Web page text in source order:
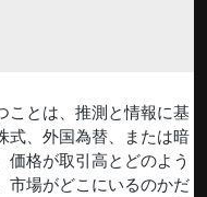
ことは、推測と情報に基
式、外国為替、または暗
価格が取引高とどのよう
市場がどこにいるのかだ